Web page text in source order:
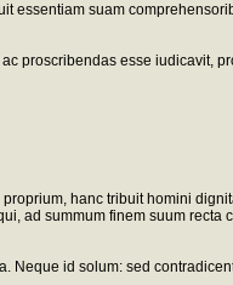
suam
proscribendas esse iudicavit,
hanc tribuit homini
ad summum finem suum
id solum: sed